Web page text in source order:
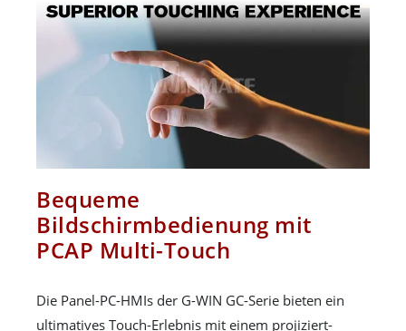
Bequeme
Bildschirmbedienung mit
PCAP Multi-Touch
Die Panel-PC-HMIs der G-WIN GC-Serie bieten ein
ultimatives Touch-Erlebnis mit einem projiziert-